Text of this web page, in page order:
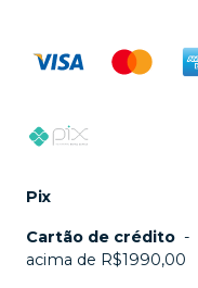
Pix
Cartão de crédito -
acima de R$1990,00